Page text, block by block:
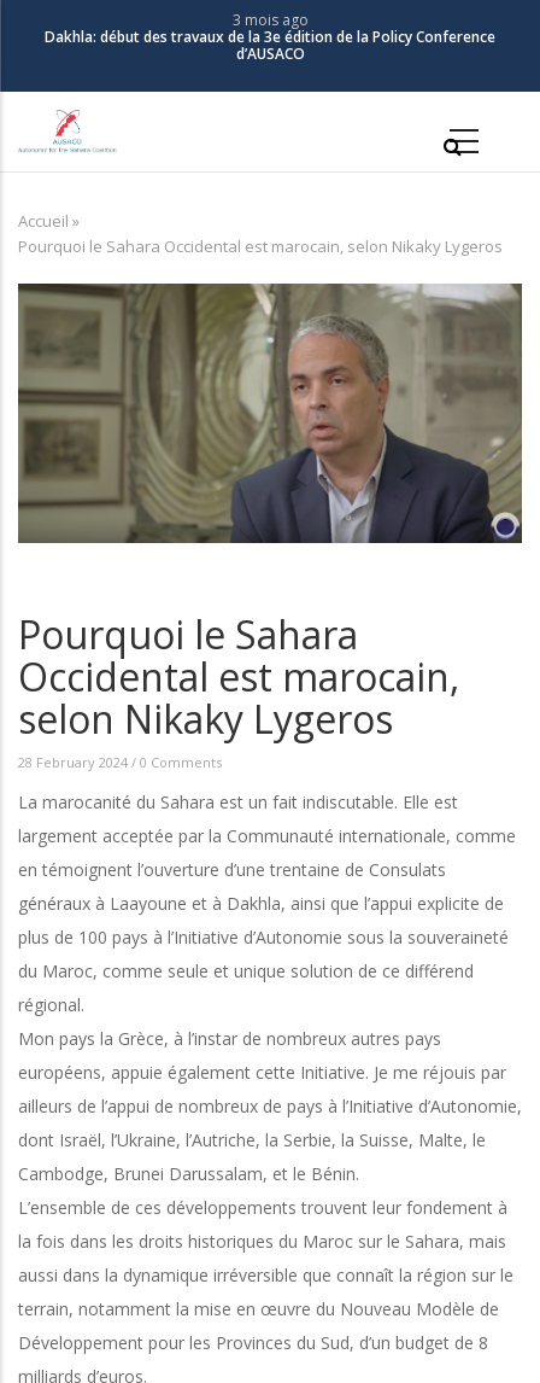
principal
3 mois ago
Dakhla: début des travaux de la 3e édition de la Policy Conference
d’AUSACO
Fil
d'Ariane
Accueil »
Pourquoi le Sahara Occidental est marocain, selon Nikaky Lygeros
Pourquoi le Sahara
Occidental est marocain,
selon Nikaky Lygeros
28 February 2024 / 0 Comments
La marocanité du Sahara est un fait indiscutable. Elle est
largement acceptée par la Communauté internationale, comme
en témoignent l’ouverture d’une trentaine de Consulats
généraux à Laayoune et à Dakhla, ainsi que l’appui explicite de
plus de 100 pays à l’Initiative d’Autonomie sous la souveraineté
du Maroc, comme seule et unique solution de ce différend
régional.
Mon pays la Grèce, à l’instar de nombreux autres pays
européens, appuie également cette Initiative. Je me réjouis par
ailleurs de l’appui de nombreux de pays à l’Initiative d’Autonomie,
dont Israël, l’Ukraine, l’Autriche, la Serbie, la Suisse, Malte, le
Cambodge, Brunei Darussalam, et le Bénin.
L’ensemble de ces développements trouvent leur fondement à
la fois dans les droits historiques du Maroc sur le Sahara, mais
aussi dans la dynamique irréversible que connaît la région sur le
terrain, notamment la mise en œuvre du Nouveau Modèle de
Développement pour les Provinces du Sud, d’un budget de 8
milliards d’euros.